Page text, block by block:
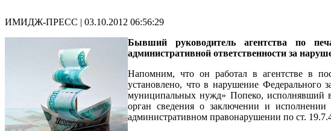
ИМИДЖ-ПРЕСС | 03.10.2012 06:56:29
Бывший руководитель агентства по
административной ответственности за
Напомним, что он работал в агентстве в
установлено, что в нарушение Федерального
муниципальных нужд» Попеко, исполнявший в
орган сведения о заключении и
административном правонарушении по ст.